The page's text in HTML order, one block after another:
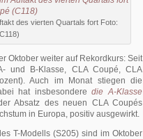
des vierten Quartals fort Foto:
Oktober weiter auf Rekordkurs: Seit
und B-Klasse, CLA Coupé, CLA
Auch im Monat stiegen die
hat insbesonderedie A-Klasse
Absatz des neuen CLA Coupés
in Europa, positiv ausgewirkt.
T-Modells (S205) sind im Oktober